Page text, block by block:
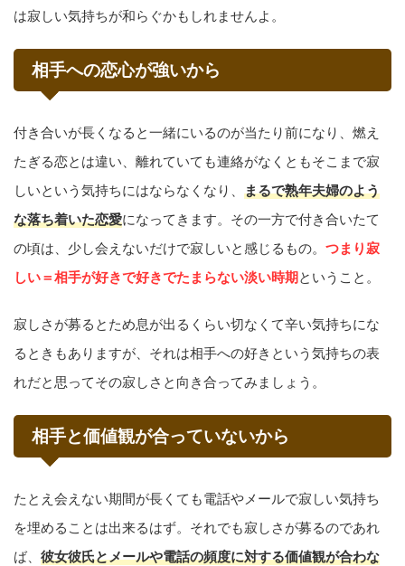
は寂しい気持ちが和らぐかもしれませんよ。
相手への恋心が強いから
付き合いが長くなると一緒にいるのが当たり前になり、燃え
たぎる恋とは違い、離れていても連絡がなくともそこまで寂
しいという気持ちにはならなくなり、 まるで熟年夫婦のよう
な落ち着いた恋愛になってきます。その一方で付き合いたて
の頃は、少し会えないだけで寂しいと感じるもの。 つまり寂
しい＝相手が好きで好きでたまらない淡い時期ということ。
寂しさが募るとため息が出るくらい切なくて辛い気持ちにな
るときもありますが、それは相手への好きという気持ちの表
れだと思ってその寂しさと向き合ってみましょう。
相手と価値観が合っていないから
たとえ会えない期間が長くても電話やメールで寂しい気持ち
を埋めることは出来るはず。それでも寂しさが募るのであれ
ば、 彼女彼氏とメールや電話の頻度に対する価値観が合わな